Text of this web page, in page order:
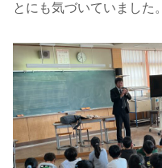
とにも気づいていました。